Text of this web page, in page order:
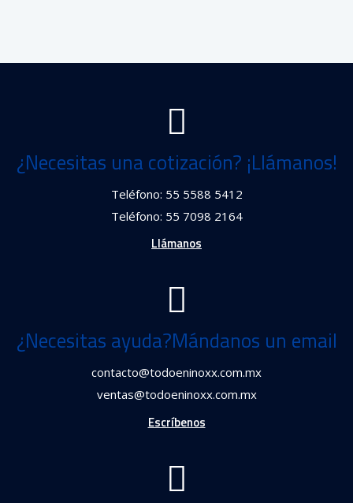
¿Necesitas una cotización? ¡Llámanos!
Teléfono: 55 5588 5412
Teléfono: 55 7098 2164
Llámanos
¿Necesitas ayuda?Mándanos un email
contacto@todoeninoxx.com.mx
ventas@todoeninoxx.com.mx
Escríbenos